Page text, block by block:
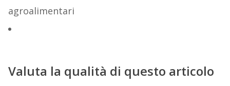
agroalimentari
Valuta la qualità di questo articolo